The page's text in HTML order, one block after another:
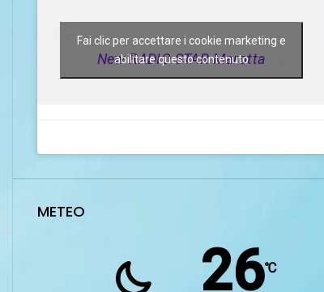
New RADIO STAR Marotta
Fai clic per accettare i cookie marketing e
abilitare questo contenuto
METEO
26℃